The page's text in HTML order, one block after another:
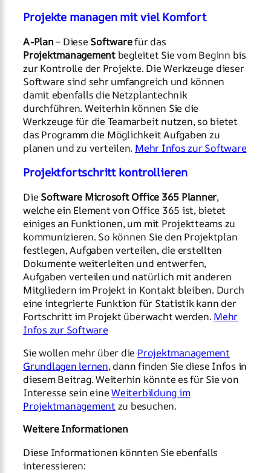
Projekte managen mit viel Komfort
A-Plan– Diese Softwarefür das
Projektmanagementbegleitet Sie vom Beginn bis
zur Kontrolle der Projekte. Die Werkzeuge dieser
Software sind sehr umfangreich und können
damit ebenfalls die Netzplantechnik
durchführen. Weiterhin können Sie die
Werkzeuge für die Teamarbeit nutzen, so bietet
das Programm die Möglichkeit Aufgaben zu
planen und zu verteilen. Mehr Infos zur Software
Projektfortschritt kontrollieren
Die Software Microsoft Office 365 Planner,
welche ein Element von Office 365 ist, bietet
einiges an Funktionen, um mit Projektteams zu
kommunizieren. So können Sie den Projektplan
festlegen, Aufgaben verteilen, die erstellten
Dokumente weiterleiten und entwerfen,
Aufgaben verteilen und natürlich mit anderen
Mitgliedern im Projekt in Kontakt bleiben. Durch
eine integrierte Funktion für Statistik kann der
Fortschritt im Projekt überwacht werden. Mehr
Infos zur Software
Sie wollen mehr über die Projektmanagement
Grundlagen lernen, dann finden Sie diese Infos in
diesem Beitrag. Weiterhin könnte es für Sie von
Interesse sein eineWeiterbildung im
Projektmanagement zu besuchen.
Weitere Informationen
Diese Informationen könnten Sie ebenfalls
interessieren: